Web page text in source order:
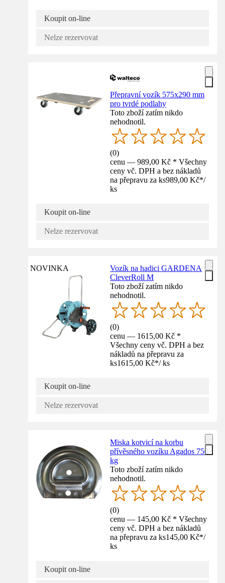
Koupit on-line
Nelze rezervovat
Přepravní vozík 575x290 mm
pro tvrdé podlahy
Toto zboží zatím nikdo
nehodnotil.
(0)
cenu — 989,00 Kč * Všechny
ceny vč. DPH a bez nákladů
na přepravu za ks989,00 Kč*/
ks
Koupit on-line
Nelze rezervovat
NOVINKA
Vozík na hadici GARDENA
CleverRoll M
Toto zboží zatím nikdo
nehodnotil.
(0)
cenu — 1615,00 Kč *
Všechny ceny vč. DPH a bez
nákladů na přepravu za
ks1615,00 Kč*/ ks
Koupit on-line
Nelze rezervovat
Miska kotvicí na korbu
přívěsného vozíku Agados 750
kg
Toto zboží zatím nikdo
nehodnotil.
(0)
cenu — 145,00 Kč * Všechny
ceny vč. DPH a bez nákladů
na přepravu za ks145,00 Kč*/
ks
Koupit on-line